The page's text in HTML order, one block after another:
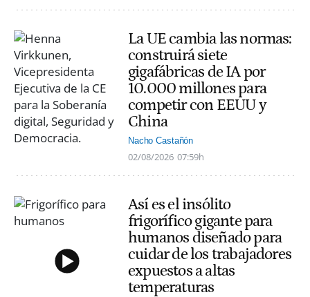
La UE cambia las normas:
construirá siete
gigafábricas de IA por
10.000 millones para
competir con EEUU y
China
Nacho Castañón
02/08/2026 07:59h
Así es el insólito
frigorífico gigante para
humanos diseñado para
cuidar de los trabajadores
expuestos a altas
temperaturas